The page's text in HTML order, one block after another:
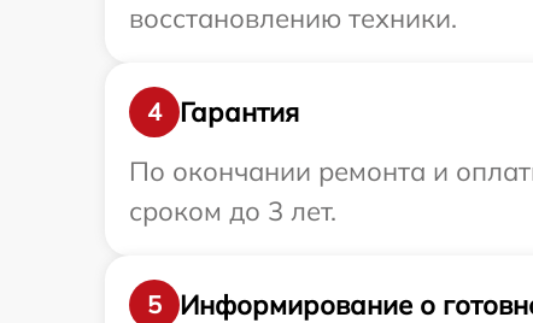
восстановлению техники.
4
Гарантия
По окончании ремонта и
сроком до 3 лет.
5
Информирование о